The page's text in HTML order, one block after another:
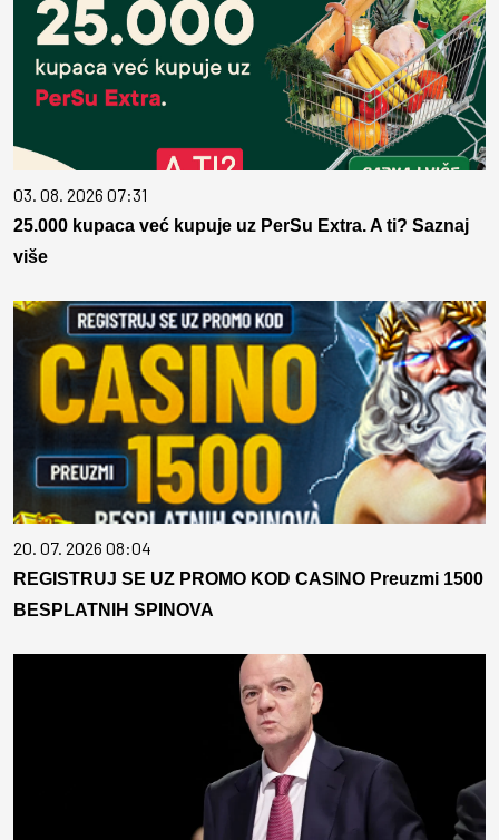
03. 08. 2026 07:31
25.000 kupaca već kupuje uz PerSu Extra. A ti? Saznaj
više
20. 07. 2026 08:04
REGISTRUJ SE UZ PROMO KOD CASINO Preuzmi 1500
BESPLATNIH SPINOVA